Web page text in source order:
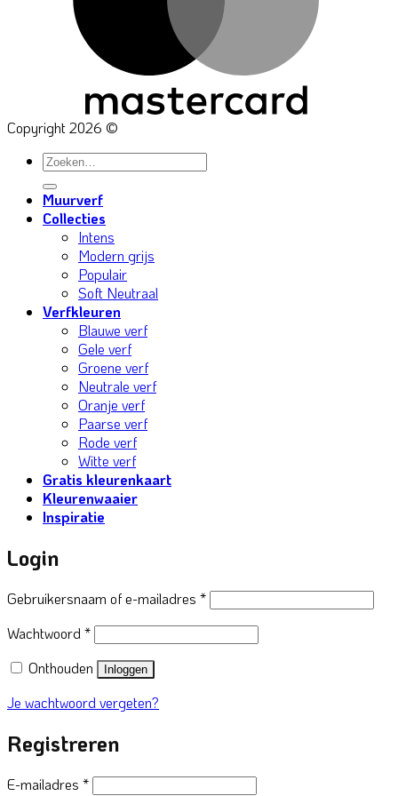
Copyright 2026 ©
Zoeken
Muurverf
Collecties
Intens
Modern grijs
Populair
Soft Neutraal
Verfkleuren
Blauwe verf
Gele verf
Groene verf
Neutrale verf
Oranje verf
Paarse verf
Rode verf
Witte verf
Gratis kleurenkaart
Kleurenwaaier
Inspiratie
Login
Gebruikersnaam of e-mailadres *Vereist
Wachtwoord *Vereist
Onthouden
Inloggen
Je wachtwoord vergeten?
Registreren
E-mailadres *Vereist